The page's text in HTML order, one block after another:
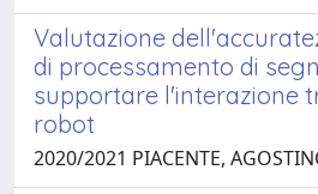
Valutazione
di processamento di
supportare l'interazione
robot
2020/2021 PIACENTE,